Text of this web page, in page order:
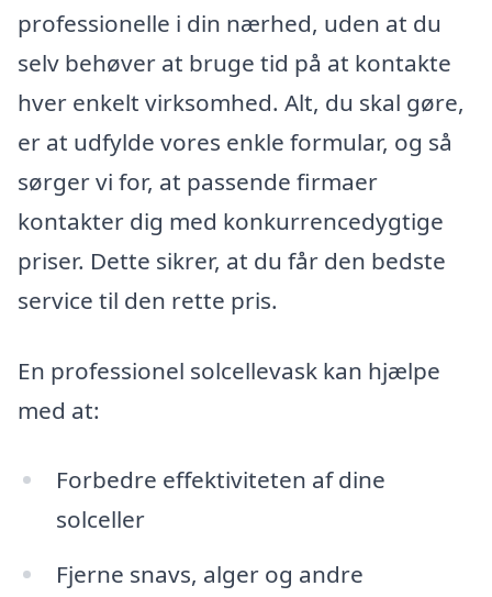
professionelle i din nærhed, uden at du
selv behøver at bruge tid på at kontakte
hver enkelt virksomhed. Alt, du skal gøre,
er at udfylde vores enkle formular, og så
sørger vi for, at passende firmaer
kontakter dig med konkurrencedygtige
priser. Dette sikrer, at du får den bedste
service til den rette pris.
En professionel solcellevask kan hjælpe
med at:
Forbedre effektiviteten af dine
solceller
Fjerne snavs, alger og andre